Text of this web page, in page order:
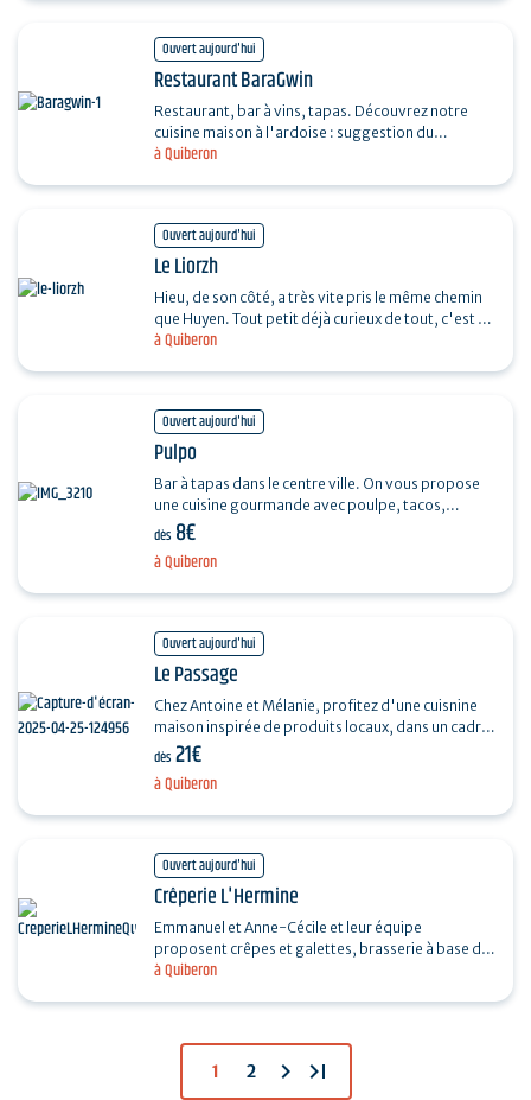
Ouvert aujourd'hui
à Quiberon
Restaurant BaraGwin
Restaurant, bar à vins, tapas. Découvrez notre
cuisine maison à l'ardoise : suggestion du
moment, viandes de qualité, poissons, desserts,
Ouvert aujourd'hui
à Quiberon
Le Liorzh
Hieu, de son côté, a très vite pris le même chemin
que Huyen. Tout petit déjà curieux de tout, c'est à
ses côtés qu'il a appris les bases de la…
Ouvert aujourd'hui
à Quiberon
Pulpo
Bar à tapas dans le centre ville. On vous propose
une cuisine gourmande avec poulpe, tacos,
crevette, patatas bravas, etc..., qui vous fera
dès 8€
Ouvert aujourd'hui
à Quiberon
Le Passage
Chez Antoine et Mélanie, profitez d'une cuisnine
maison inspirée de produits locaux, dans un cadre
chaleureux, avec cocktails, bères régionales et
dès 21€
Ouvert aujourd'hui
à Quiberon
Crêperie L'Hermine
Emmanuel et Anne-Cécile et leur équipe
proposent crêpes et galettes, brasserie à base de
produits locaux. Face à l'embarcadère, l'Hermine
1 2 chevron_right last_page